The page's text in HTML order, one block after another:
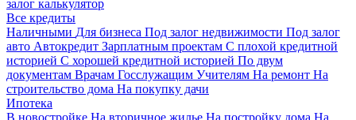
залог калькулятор
Все кредиты
Наличными Для бизнеса Под залог недвижимости Под залог
авто Автокредит Зарплатным проектам С плохой кредитной
историей С хорошей кредитной историей По двум
документам Врачам Госслужащим Учителям На ремонт На
строительство дома На покупку дачи
Ипотека
В новостройке На вторичное жилье На постройку дома На